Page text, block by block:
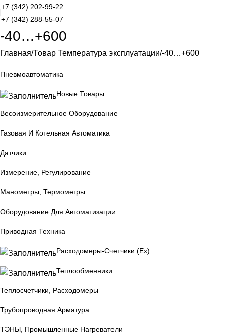
+7 (342) 202-99-22
+7 (342) 288-55-07
-40…+600
Главная Товар Температура эксплуатации -40…+600
Пневмоавтоматика
Новые Товары
Весоизмерительное Оборудование
Газовая И Котельная Автоматика
Датчики
Измерение, Регулирование
Манометры, Термометры
Оборудование Для Автоматизации
Приводная Техника
Расходомеры-Счетчики (Ex)
Теплообменники
Теплосчетчики, Расходомеры
Трубопроводная Арматура
ТЭНЫ, Промышленные Нагреватели